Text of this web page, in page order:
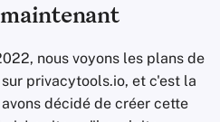
nous voyons les plans de
privacytools.io, et c'est la
décidé de créer cette